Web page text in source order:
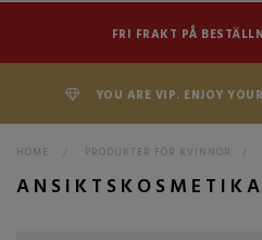
FRI FRAKT PÅ
YOU ARE VIP. ENJOY
HOME > PRODUKTER FÖR KVINNOR >